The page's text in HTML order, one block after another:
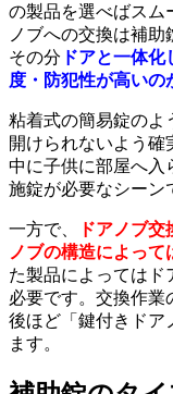
の製品を選べばスム
ノブへの交換は補助
その分 ドアと一体
度・防犯性が高いの
粘着式の簡易錠のよ
開けられないよう確
中に子供に部屋へ入
施錠が必要なシーン
一方で、
ドアノブ
ノブの構造によっ
た製品によってはド
必要です。交換作業
後ほど「鍵付きドア
ます。